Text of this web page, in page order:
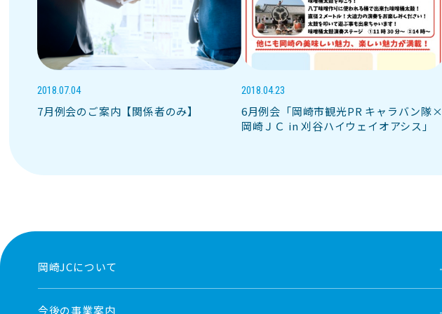
2018.07.04
7月例会のご案内【関係者のみ】
2018.04.23
6月例会「岡崎市観光PR キャラバン隊×
岡崎ＪＣ in 刈谷ハイウェイオアシス」
岡崎JCについて
今後の事業案内